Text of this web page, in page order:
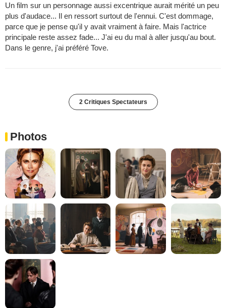
Un film sur un personnage aussi excentrique aurait mérité un peu
plus d'audace... Il en ressort surtout de l'ennui. C'est dommage,
parce que je pense qu'il y avait vraiment à faire. Mais l'actrice
principale reste assez fade... J'ai eu du mal à aller jusqu'au bout.
Dans le genre, j'ai préféré Tove.
2 Critiques Spectateurs
Photos